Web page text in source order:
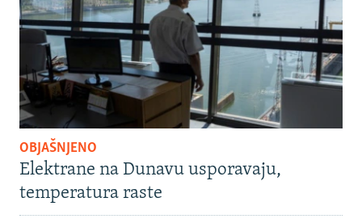
OBJAŠNJENO
Elektrane na Dunavu usporavaju,
temperatura raste